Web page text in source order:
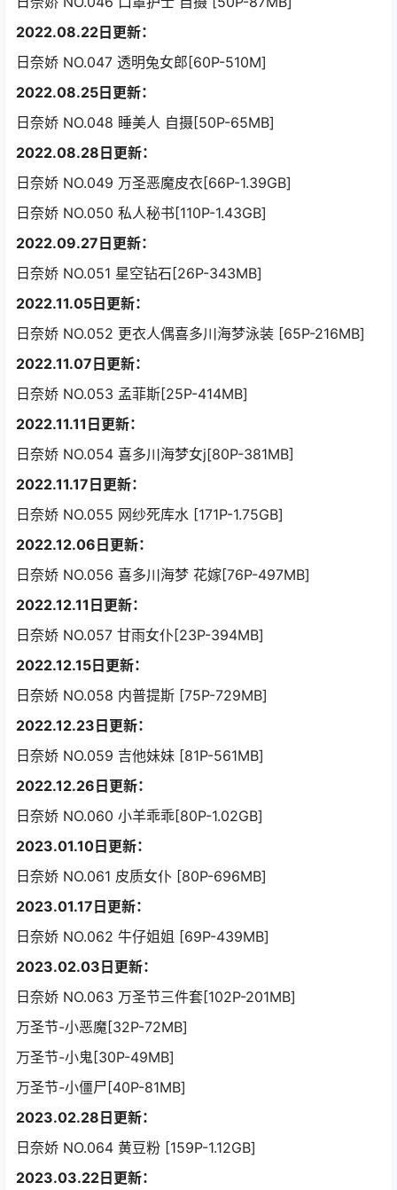
2022.08.22日更新：
日奈娇 NO.047 透明兔女郎[60P-510M]
2022.08.25日更新：
日奈娇 NO.048 睡美人 自摄[50P-65MB]
2022.08.28日更新：
日奈娇 NO.049 万圣恶魔皮衣[66P-1.39GB]
日奈娇 NO.050 私人秘书[110P-1.43GB]
2022.09.27日更新：
日奈娇 NO.051 星空钻石[26P-343MB]
2022.11.05日更新：
日奈娇 NO.052 更衣人偶喜多川海梦泳装 [65P-216MB]
2022.11.07日更新：
日奈娇 NO.053 孟菲斯[25P-414MB]
2022.11.11日更新：
日奈娇 NO.054 喜多川海梦女j[80P-381MB]
2022.11.17日更新：
日奈娇 NO.055 网纱死库水 [171P-1.75GB]
2022.12.06日更新：
日奈娇 NO.056 喜多川海梦 花嫁[76P-497MB]
2022.12.11日更新：
日奈娇 NO.057 甘雨女仆[23P-394MB]
2022.12.15日更新：
日奈娇 NO.058 内普提斯 [75P-729MB]
2022.12.23日更新：
日奈娇 NO.059 吉他妹妹 [81P-561MB]
2022.12.26日更新：
日奈娇 NO.060 小羊乖乖[80P-1.02GB]
2023.01.10日更新：
日奈娇 NO.061 皮质女仆 [80P-696MB]
2023.01.17日更新：
日奈娇 NO.062 牛仔姐姐 [69P-439MB]
2023.02.03日更新：
日奈娇 NO.063 万圣节三件套[102P-201MB]
万圣节-小恶魔[32P-72MB]
万圣节-小鬼[30P-49MB]
万圣节-小僵尸[40P-81MB]
2023.02.28日更新：
日奈娇 NO.064 黄豆粉 [159P-1.12GB]
2023.03.22日更新：